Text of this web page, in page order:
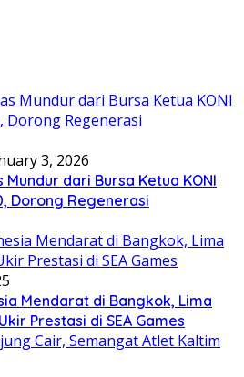
3, 2026
Mundur dari Bursa Ketua KONI
Dorong Regenerasi
Mendarat di Bangkok, Lima
Prestasi di SEA Games